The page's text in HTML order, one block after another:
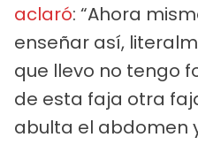
aclaró: “Ahora
enseñar así,
que llevo no tengo
de esta faja otra
abulta el abdomen